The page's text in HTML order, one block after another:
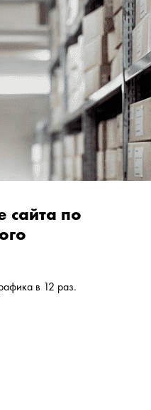
сайта по
в 12 раз.